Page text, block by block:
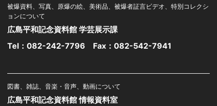
被爆資料、写真、原爆の絵、美術品、被爆者証言ビデオ、特別コレクシ
ョンについて
広島平和記念資料館 学芸展示課
Tel： 082-242-7796 Fax：082-542-7941
図書、雑誌、音楽・音声、動画について
広島平和記念資料館 情報資料室